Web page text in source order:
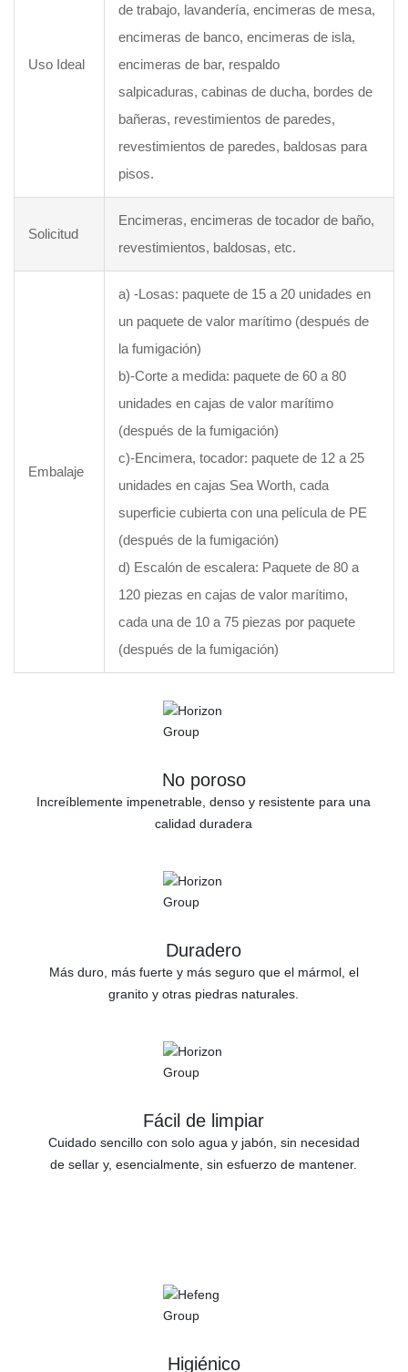
Uso Ideal
de trabajo, lavandería, encimeras de mesa,
encimeras de banco, encimeras de isla,
encimeras de bar, respaldo
salpicaduras, cabinas de ducha, bordes de
bañeras, revestimientos de paredes,
revestimientos de paredes, baldosas para
pisos.
Solicitud
Encimeras, encimeras de tocador de baño,
revestimientos, baldosas, etc.
Embalaje
a) -Losas: paquete de 15 a 20 unidades en
un paquete de valor marítimo (después de
la fumigación)
b)-Corte a medida: paquete de 60 a 80
unidades en cajas de valor marítimo
(después de la fumigación)
c)-Encimera, tocador: paquete de 12 a 25
unidades en cajas Sea Worth, cada
superficie cubierta con una película de PE
(después de la fumigación)
d) Escalón de escalera: Paquete de 80 a
120 piezas en cajas de valor marítimo,
cada una de 10 a 75 piezas por paquete
(después de la fumigación)
No poroso
Increíblemente impenetrable, denso y resistente para una
calidad duradera
Duradero
Más duro, más fuerte y más seguro que el mármol, el
granito y otras piedras naturales.
Fácil de limpiar
Cuidado sencillo con solo agua y jabón, sin necesidad
de sellar y, esencialmente, sin esfuerzo de mantener.
Higiénico